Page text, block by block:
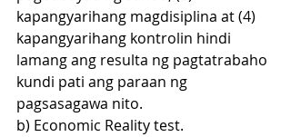
kapangyarihang magdisiplina at (4)
kapangyarihang kontrolin hindi
lamang ang resulta ng pagtatrabaho
kundi pati ang paraan ng
pagsasagawa nito.
b) Economic Reality test.